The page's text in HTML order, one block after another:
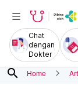
Chat
dengan
Dokter
search Home